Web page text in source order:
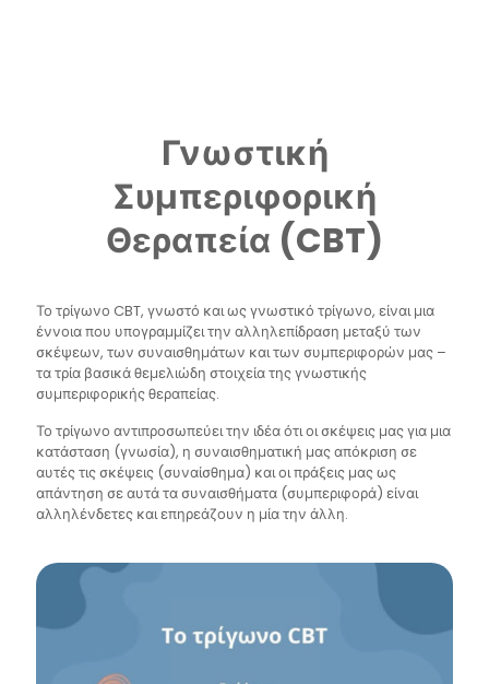
Γνωστική
Συμπεριφορική
Θεραπεία (CBT)
Το τρίγωνο CBT, γνωστό και ως γνωστικό τρίγωνο, είναι μια
έννοια που υπογραμμίζει την αλληλεπίδραση μεταξύ των
σκέψεων, των συναισθημάτων και των συμπεριφορών μας –
τα τρία βασικά θεμελιώδη στοιχεία της γνωστικής
συμπεριφορικής θεραπείας.
Το τρίγωνο αντιπροσωπεύει την ιδέα ότι οι σκέψεις μας για μια
κατάσταση (γνωσία), η συναισθηματική μας απόκριση σε
αυτές τις σκέψεις (συναίσθημα) και οι πράξεις μας ως
απάντηση σε αυτά τα συναισθήματα (συμπεριφορά) είναι
αλληλένδετες και επηρεάζουν η μία την άλλη.